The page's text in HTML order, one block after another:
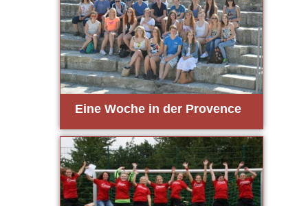
Eine Woche in der Pro­vence